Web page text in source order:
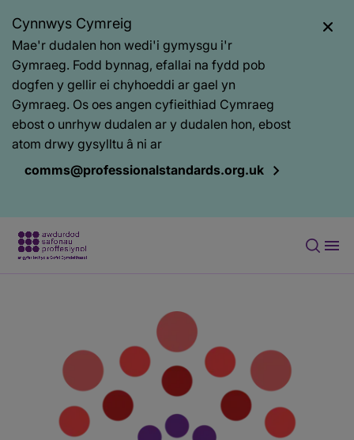
Cynnwys Cymreig
Mae'r dudalen hon wedi'i gymysgu i'r
Gymraeg. Fodd bynnag, efallai na fydd pob
dogfen y gellir ei chyhoeddi ar gael yn
Gymraeg. Os oes angen cyfieithiad Cymraeg
ebost o unrhyw dudalen ar y dudalen hon, ebost
atom drwy gysylltu â ni ar
comms@professionalstandards.org.uk